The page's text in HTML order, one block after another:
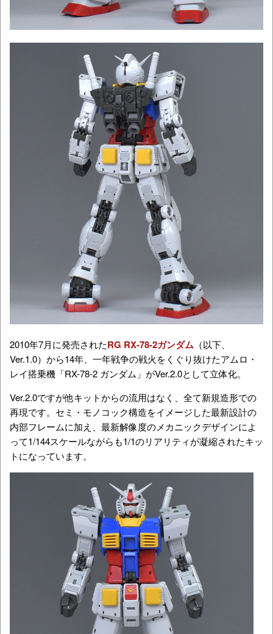
2010年7月に発売されたRG RX-78-2ガンダム （以下、
Ver.1.0）から14年、一年戦争の戦火をくぐり抜けたアムロ・
レイ搭乗機「RX-78-2 ガンダム」がVer.2.0として立体化。
Ver.2.0ですが他キットからの流用はなく、全て新規造形での
再現です。セミ・モノコック構造をイメージした最新設計の
内部フレームに加え、最新解像度のメカニックデザインによ
って1/144スケールながらも1/1のリアリティが凝縮されたキッ
トになっています。